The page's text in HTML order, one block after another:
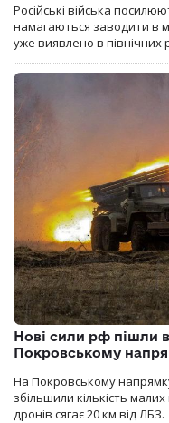
Російські війська
намагаються заводити в
уже виявлено в північних
Нові сили рф пішли
Покровському
На Покровському напрямку
збільшили кількість
дронів сягає 20 км від ЛБЗ.